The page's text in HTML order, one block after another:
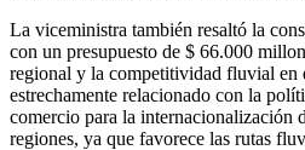
La viceministra también resaltó la
con un presupuesto de $ 66.000
regional y la competitividad fluvial en
estrechamente relacionado con la
comercio para la internacionalización
regiones, ya que favorece las rutas